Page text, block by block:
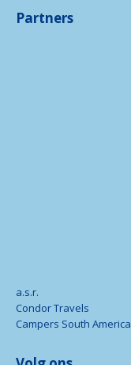
Partners
a.s.r.
Condor Travels
Campers South America